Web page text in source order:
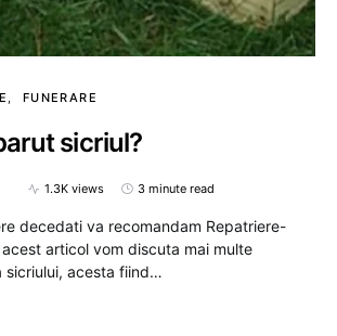
FUNERARE
sicriul?
1.3K views 3 minute read
decedati va recomandam Repatriere-
articol vom discuta mai multe
sicriului, acesta fiind…